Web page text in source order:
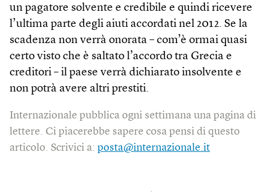
un pagatore solvente e credibile e quindi ricevere
l’ultima parte degli aiuti accordati nel 2012. Se la
scadenza non verrà onorata – com’è ormai quasi
certo visto che è saltato l’accordo tra Grecia e
creditori – il paese verrà dichiarato insolvente e
non potrà avere altri prestiti.
Internazionale pubblica ogni settimana una pagina di
lettere. Ci piacerebbe sapere cosa pensi di questo
articolo. Scrivici a: posta@internazionale.it